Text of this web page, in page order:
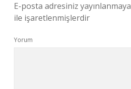
E-posta adresiniz
ile işaretlenmişlerdir
Yorum